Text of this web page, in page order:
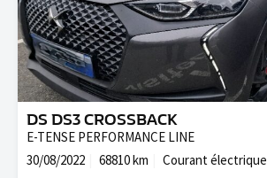
DS DS3 CROSSBACK
E-TENSE PERFORMANCE LINE
30/08/2022
68810 km Courant électrique